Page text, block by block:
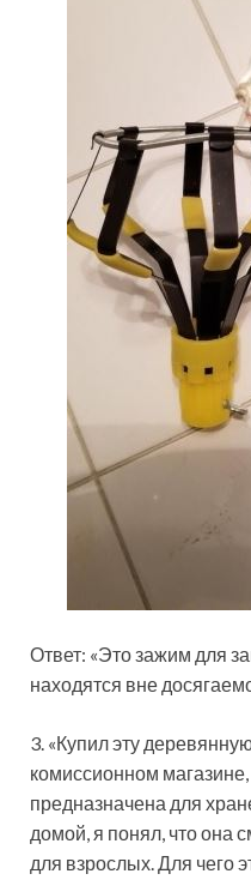
Ответ: «Это зажим для
находятся вне
3. «Купил эту
комиссионном
предназначена для
домой, я понял, что она
для взрослых. Для чего